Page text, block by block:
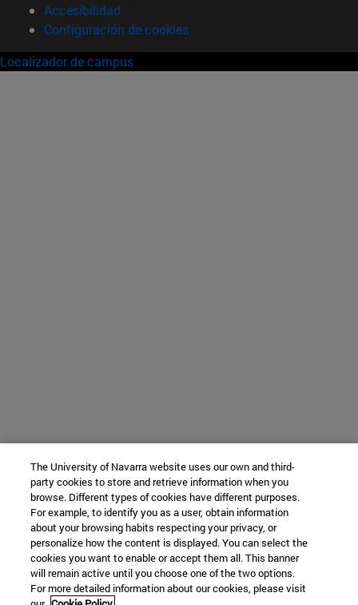
Accesibilidad
Configuración de cookies
Localizador de campus
The University of Navarra website uses our own and third-
party cookies to store and retrieve information when you
browse. Different types of cookies have different purposes.
For example, to identify you as a user, obtain information
about your browsing habits respecting your privacy, or
personalize how the content is displayed. You can select the
cookies you want to enable or accept them all. This banner
will remain active until you choose one of the two options.
For more detailed information about our cookies, please visit